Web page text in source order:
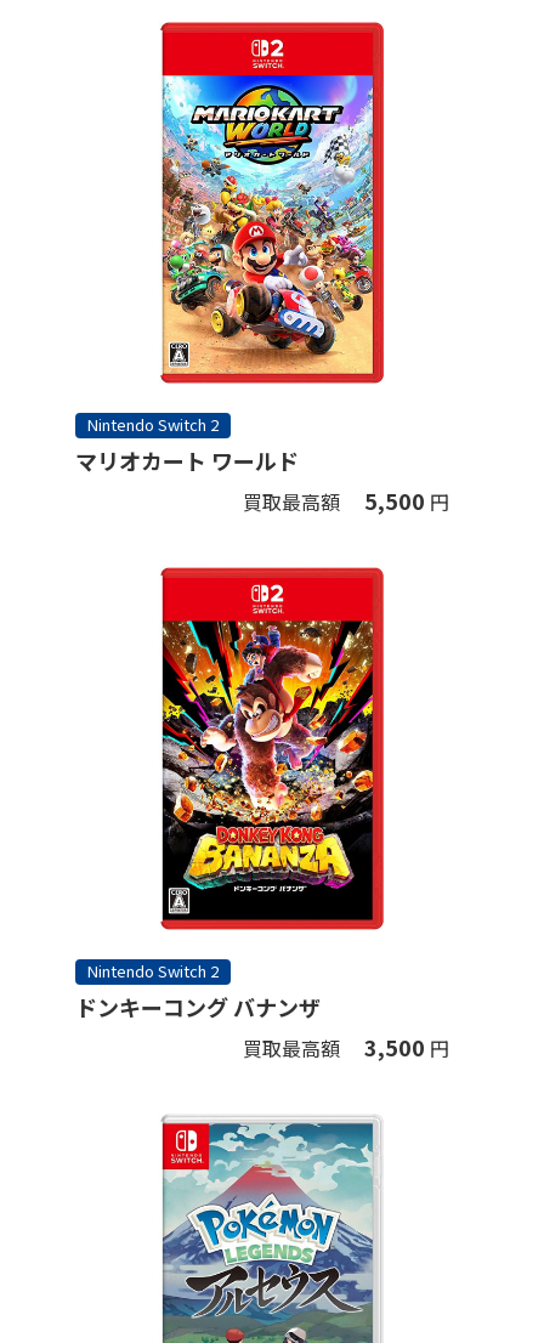
Nintendo Switch 2
マリオカート ワールド
買取最高額 5,500 円
Nintendo Switch 2
ドンキーコング バナンザ
買取最高額 3,500 円